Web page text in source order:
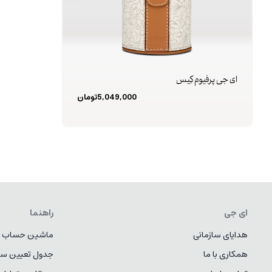
ای جی پرفیوم کِیس
5,049,000تومان
ای جی
هدایای سازمانی
همکاری با ما
راهنما
ماشین حساب
جدول تعیین